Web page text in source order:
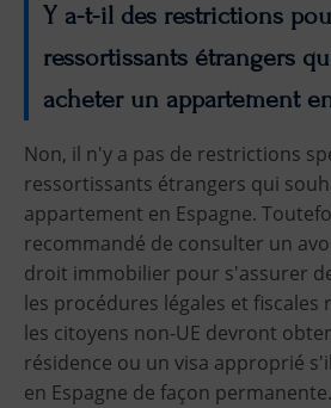
Y a-t-il des restrictions
ressortissants étrangers
acheter un appartement
Non, il n'y a pas de restrictions
ressortissants étrangers qui
appartement en Espagne.
recommandé de consulter un
droit immobilier pour s'assurer
les procédures légales et fiscales
les citoyens non-UE devront
résidence ou un visa approprié
en Espagne de façon permanente.